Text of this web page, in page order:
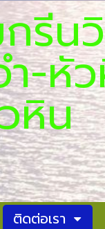
รี
-หั
ติดต่อเรา